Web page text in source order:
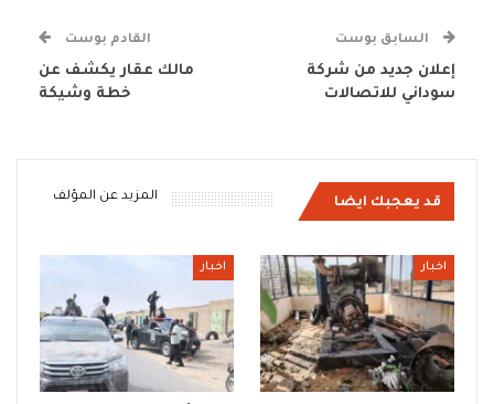
السابق بوست
إعلان جديد من شركة
سوداني للاتصالات
القادم بوست
مالك عقار يكشف عن
خطة وشيكة
قد يعجبك ايضا المزيد عن المؤلف
اخبار اخبار